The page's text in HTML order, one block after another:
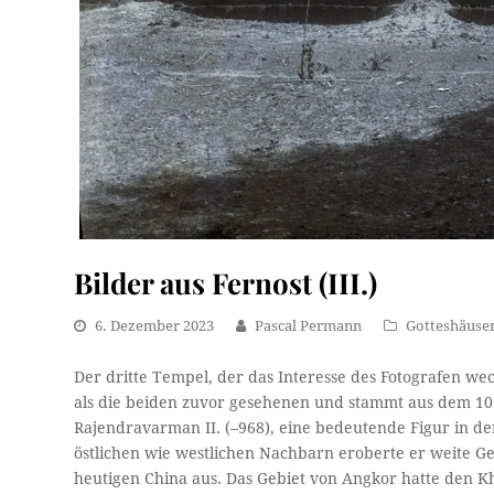
Bilder aus Fernost (III.)
6. Dezember 2023 Pascal Permann
Der dritte Tempel, der das Interesse des Fotografen
als die beiden zuvor gesehenen und stammt aus dem
Rajendravarman II. (–968), eine bedeutende Figur in
östlichen wie westlichen Nachbarn eroberte er weite
heutigen China aus. Das Gebiet von Angkor hatte den